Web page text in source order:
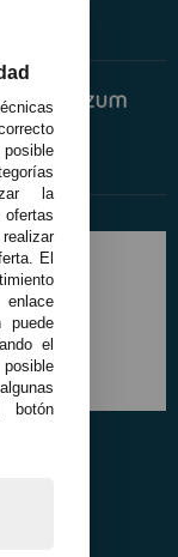
la
El
puede
el
botón